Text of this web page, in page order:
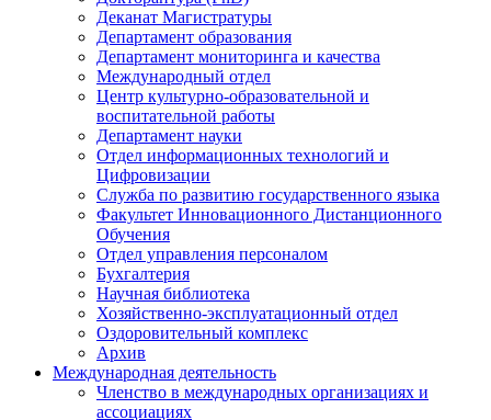
Деканат Магистратуры
Департамент образования
Департамент мониторинга и качества
Международный отдел
Центр культурно-образовательной и
воспитательной работы
Департамент науки
Отдел информационных технологий и
Цифровизации
Служба по развитию государственного языка
Факультет Инновационного Дистанционного
Обучения
Отдел управления персоналом
Бухгалтерия
Научная библиотека
Хозяйственно-эксплуатационный отдел
Оздоровительный комплекс
Архив
Международная деятельность
Членство в международных организациях и
ассоциациях